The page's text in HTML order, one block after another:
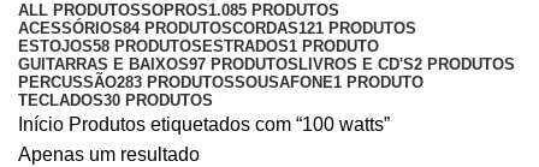
ALL PRODUTOSSOPROS1.085 PRODUTOS
ACESSÓRIOS84 PRODUTOSCORDAS121 PRODUTOS
ESTOJOS58 PRODUTOS ESTRADOS1 PRODUTO
GUITARRAS E BAIXOS97 PRODUTOS LIVROS E CD'S2 PRODUTOS
PERCUSSÃO283 PRODUTOSSOUSAFONE1 PRODUTO
TECLADOS30 PRODUTOS
Início Produtos etiquetados com “100 watts”
Apenas um resultado